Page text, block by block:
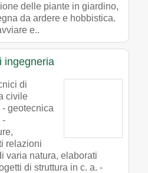
delle piante in giardino,
da ardere e hobbistica.
e..
ingegneria
di
civile
- geotecnica
-
relazioni
varia natura, elaborati
di struttura in c. a. -